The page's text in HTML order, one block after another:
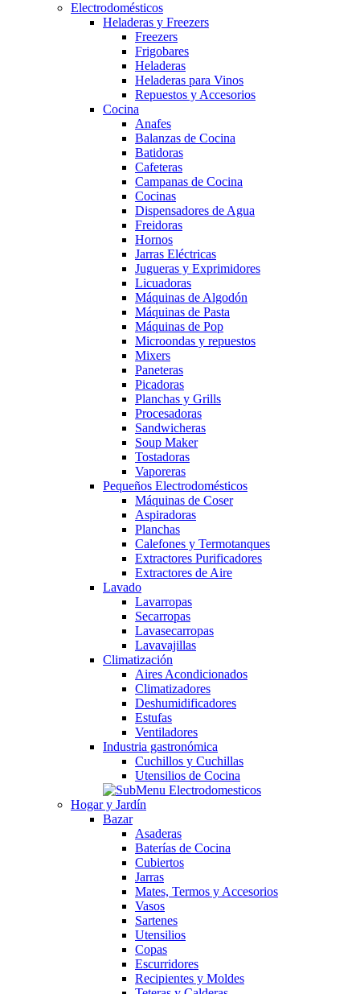
Electrodomésticos
Heladeras y Freezers
Freezers
Frigobares
Heladeras
Heladeras para Vinos
Repuestos y Accesorios
Cocina
Anafes
Balanzas de Cocina
Batidoras
Cafeteras
Campanas de Cocina
Cocinas
Dispensadores de Agua
Freidoras
Hornos
Jarras Eléctricas
Jugueras y Exprimidores
Licuadoras
Máquinas de Algodón
Máquinas de Pasta
Máquinas de Pop
Microondas y repuestos
Mixers
Paneteras
Picadoras
Planchas y Grills
Procesadoras
Sandwicheras
Soup Maker
Tostadoras
Vaporeras
Pequeños Electrodomésticos
Máquinas de Coser
Aspiradoras
Planchas
Calefones y Termotanques
Extractores Purificadores
Extractores de Aire
Lavado
Lavarropas
Secarropas
Lavasecarropas
Lavavajillas
Climatización
Aires Acondicionados
Climatizadores
Deshumidificadores
Estufas
Ventiladores
Industria gastronómica
Cuchillos y Cuchillas
Utensilios de Cocina
Hogar y Jardín
Bazar
Asaderas
Baterías de Cocina
Cubiertos
Jarras
Mates, Termos y Accesorios
Vasos
Sartenes
Utensilios
Copas
Escurridores
Recipientes y Moldes